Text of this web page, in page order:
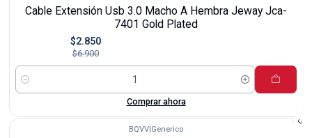
Cable Extensión Usb 3.0 Macho A Hembra Jeway Jca-
7401 Gold Plated
$2.850
$6.900
Cantidad
Comprar ahora
BQVV|Generico